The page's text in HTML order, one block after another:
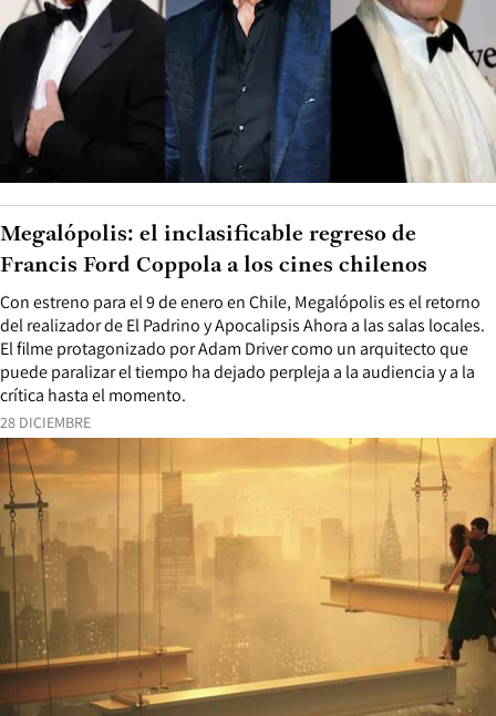
28 DICIEMBRE
Con estreno para el 9 de enero en Chile, Megalópolis es el retorno
del realizador de El Padrino y Apocalipsis Ahora a las salas locales.
El filme protagonizado por Adam Driver como un arquitecto que
puede paralizar el tiempo ha dejado perpleja a la audiencia y a la
crítica hasta el momento.
Megalópolis: el inclasificable regreso de
Francis Ford Coppola a los cines chilenos